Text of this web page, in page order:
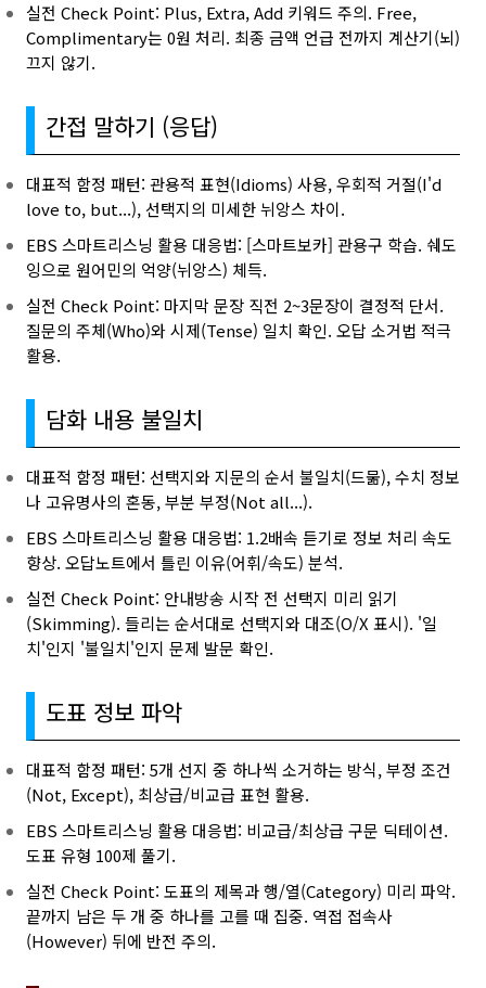
실전 Check Point: Plus, Extra, Add 키워드 주의. Free,
Complimentary는 0원 처리. 최종 금액 언급 전까지 계산기(뇌)
끄지 않기.
간접 말하기 (응답)
대표적 함정 패턴: 관용적 표현(Idioms) 사용, 우회적 거절(I'd
love to, but...), 선택지의 미세한 뉘앙스 차이.
EBS 스마트리스닝 활용 대응법: [스마트보카] 관용구 학습. 쉐도
잉으로 원어민의 억양(뉘앙스) 체득.
실전 Check Point: 마지막 문장 직전 2~3문장이 결정적 단서.
질문의 주체(Who)와 시제(Tense) 일치 확인. 오답 소거법 적극
활용.
담화 내용 불일치
대표적 함정 패턴: 선택지와 지문의 순서 불일치(드묾), 수치 정보
나 고유명사의 혼동, 부분 부정(Not all...).
EBS 스마트리스닝 활용 대응법: 1.2배속 듣기로 정보 처리 속도
향상. 오답노트에서 틀린 이유(어휘/속도) 분석.
실전 Check Point: 안내방송 시작 전 선택지 미리 읽기
(Skimming). 들리는 순서대로 선택지와 대조(O/X 표시). '일
치'인지 '불일치'인지 문제 발문 확인.
도표 정보 파악
대표적 함정 패턴: 5개 선지 중 하나씩 소거하는 방식, 부정 조건
(Not, Except), 최상급/비교급 표현 활용.
EBS 스마트리스닝 활용 대응법: 비교급/최상급 구문 딕테이션.
도표 유형 100제 풀기.
실전 Check Point: 도표의 제목과 행/열(Category) 미리 파악.
끝까지 남은 두 개 중 하나를 고를 때 집중. 역접 접속사
(However) 뒤에 반전 주의.